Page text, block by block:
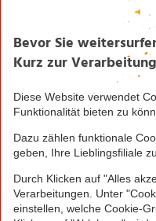
Seite drucken
Greifen Sie schnell zu!
Irrtümer durch
© 2016 - 2026
Stiftung & Co. KG